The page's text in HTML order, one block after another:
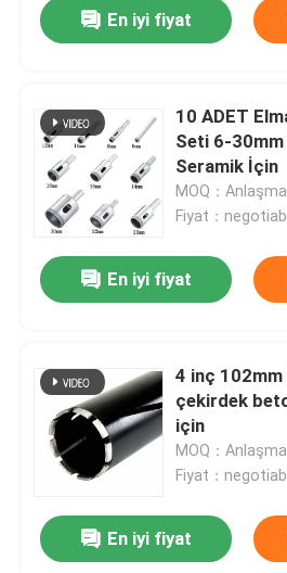
Ürün:% s
Hakkımızda
Fabrika turu
En iyi fiyat
10 ADET
Seti 6-30mm
Seramik İçin
MOQ：Anlaşma
Fiyat：
En iyi fiyat
4 inç
çekirdek
için
MOQ：Anlaşma
Fiyat：
En iyi fiyat